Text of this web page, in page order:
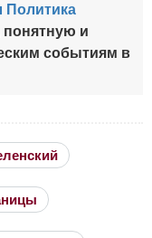
Политика
понятную и
событиям в